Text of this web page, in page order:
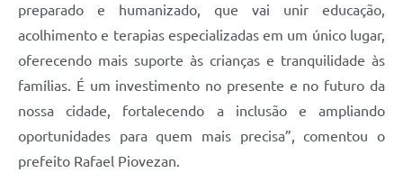
preparado e humanizado, que vai unir educação,
acolhimento e terapias especializadas em um único lugar,
oferecendo mais suporte às crianças e tranquilidade às
famílias. É um investimento no presente e no futuro da
nossa cidade, fortalecendo a inclusão e ampliando
oportunidades para quem mais precisa”, comentou o
prefeito Rafael Piovezan.